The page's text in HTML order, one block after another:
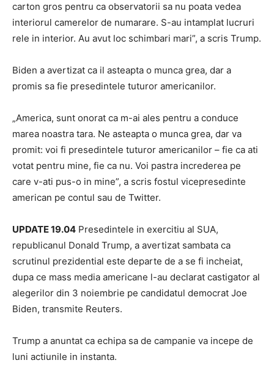
carton gros pentru ca observatorii sa nu poata vedea
interiorul camerelor de numarare. S-au intamplat lucruri
rele in interior. Au avut loc schimbari mari”, a scris Trump.
Biden a avertizat ca il asteapta o munca grea, dar a
promis sa fie presedintele tuturor americanilor.
„America, sunt onorat ca m-ai ales pentru a conduce
marea noastra tara. Ne asteapta o munca grea, dar va
promit: voi fi presedintele tuturor americanilor – fie ca ati
votat pentru mine, fie ca nu. Voi pastra increderea pe
care v-ati pus-o in mine”, a scris fostul vicepresedinte
american pe contul sau de Twitter.
UPDATE 19.04 Presedintele in exercitiu al SUA,
republicanul Donald Trump, a avertizat sambata ca
scrutinul prezidential este departe de a se fi incheiat,
dupa ce mass media americane l-au declarat castigator al
alegerilor din 3 noiembrie pe candidatul democrat Joe
Biden, transmite Reuters.
Trump a anuntat ca echipa sa de campanie va incepe de
luni actiunile in instanta.